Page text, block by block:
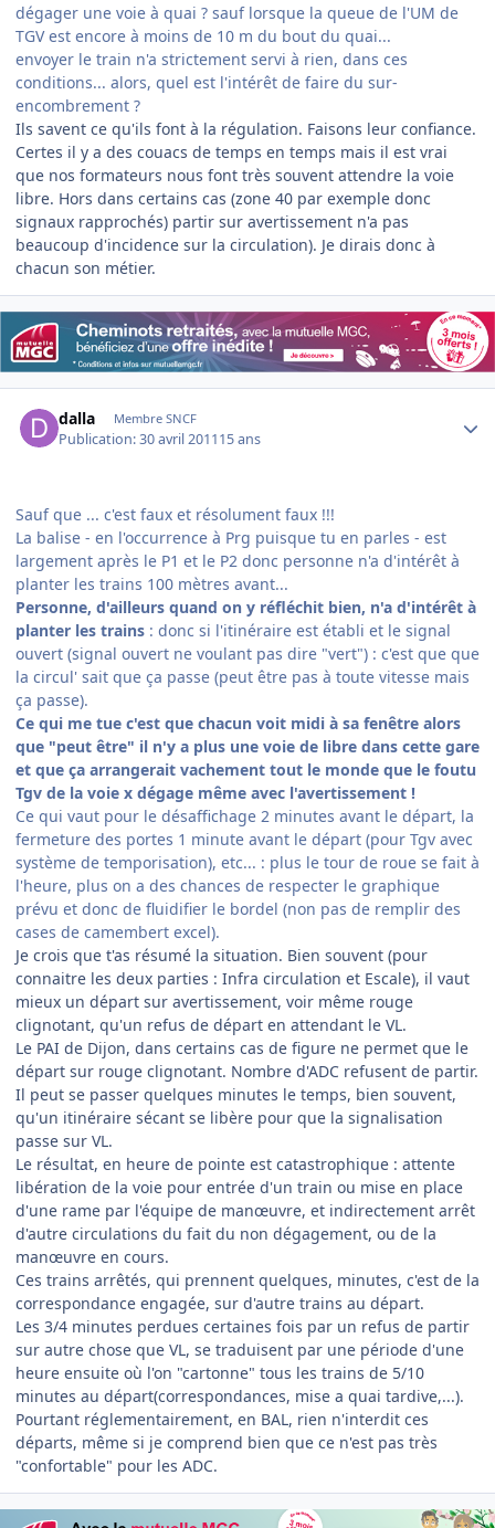
dégager une voie à quai ? sauf lorsque la queue de l'UM de
TGV est encore à moins de 10 m du bout du quai...
envoyer le train n'a strictement servi à rien, dans ces
conditions... alors, quel est l'intérêt de faire du sur-
encombrement ?
Ils savent ce qu'ils font à la régulation. Faisons leur confiance.
Certes il y a des couacs de temps en temps mais il est vrai
que nos formateurs nous font très souvent attendre la voie
libre. Hors dans certains cas (zone 40 par exemple donc
signaux rapprochés) partir sur avertissement n'a pas
beaucoup d'incidence sur la circulation). Je dirais donc à
chacun son métier.
dalla Membre SNCF
Publication:30 avril 201115 ans
Sauf que ... c'est faux et résolument faux !!!
La balise - en l'occurrence à Prg puisque tu en parles - est
largement après le P1 et le P2 donc personne n'a d'intérêt à
planter les trains 100 mètres avant...
Personne, d'ailleurs quand on y réfléchit bien, n'a d'intérêt à
planter les trains : donc si l'itinéraire est établi et le signal
ouvert (signal ouvert ne voulant pas dire "vert") : c'est que que
la circul' sait que ça passe (peut être pas à toute vitesse mais
ça passe).
Ce qui me tue c'est que chacun voit midi à sa fenêtre alors
que "peut être" il n'y a plus une voie de libre dans cette gare
et que ça arrangerait vachement tout le monde que le foutu
Tgv de la voie x dégage même avec l'avertissement !
Ce qui vaut pour le désaffichage 2 minutes avant le départ, la
fermeture des portes 1 minute avant le départ (pour Tgv avec
système de temporisation), etc... : plus le tour de roue se fait à
l'heure, plus on a des chances de respecter le graphique
prévu et donc de fluidifier le bordel (non pas de remplir des
cases de camembert excel).
Je crois que t'as résumé la situation. Bien souvent (pour
connaitre les deux parties : Infra circulation et Escale), il vaut
mieux un départ sur avertissement, voir même rouge
clignotant, qu'un refus de départ en attendant le VL.
Le PAI de Dijon, dans certains cas de figure ne permet que le
départ sur rouge clignotant. Nombre d'ADC refusent de partir.
Il peut se passer quelques minutes le temps, bien souvent,
qu'un itinéraire sécant se libère pour que la signalisation
passe sur VL.
Le résultat, en heure de pointe est catastrophique : attente
libération de la voie pour entrée d'un train ou mise en place
d'une rame par l'équipe de manœuvre, et indirectement arrêt
d'autre circulations du fait du non dégagement, ou de la
manœuvre en cours.
Ces trains arrêtés, qui prennent quelques, minutes, c'est de la
correspondance engagée, sur d'autre trains au départ.
Les 3/4 minutes perdues certaines fois par un refus de partir
sur autre chose que VL, se traduisent par une période d'une
heure ensuite où l'on "cartonne" tous les trains de 5/10
minutes au départ(correspondances, mise a quai tardive,...).
Pourtant réglementairement, en BAL, rien n'interdit ces
départs, même si je comprend bien que ce n'est pas très
"confortable" pour les ADC.